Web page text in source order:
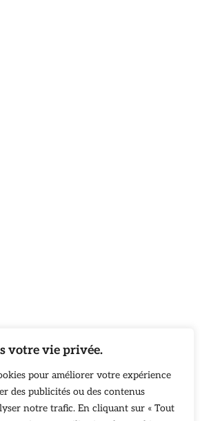
votre vie privée.
pour améliorer votre expérience
des publicités ou des contenus
notre trafic. En cliquant sur « Tout